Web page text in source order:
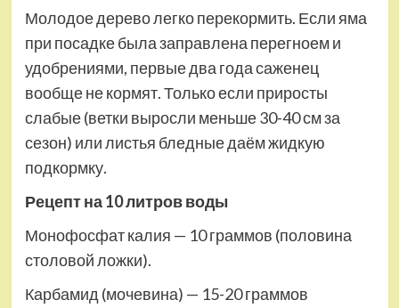
Молодое дерево легко перекормить. Если яма
при посадке была заправлена перегноем и
удобрениями, первые два года саженец
вообще не кормят. Только если приросты
слабые (ветки выросли меньше 30-40 см за
сезон) или листья бледные даём жидкую
подкормку.
Рецепт на 10 литров воды
Монофосфат калия — 10 граммов (половина
столовой ложки).
Карбамид (мочевина) — 15-20 граммов